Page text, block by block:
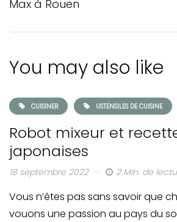
Max à Rouen
You may also like
CUISINER USTENSILES DE CUISINE
Robot mixeur et
japonaises
18 septembre 2022 2 Min. de
Vous n’êtes pas sans savoir que
vouons une passion au pays du